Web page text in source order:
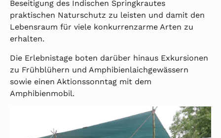
Beseitigung des Indischen Springkrautes
praktischen Naturschutz zu leisten und damit den
Lebensraum für viele konkurrenzarme Arten zu
erhalten.
Die Erlebnistage boten darüber hinaus Exkursionen
zu Frühblühern und Amphibienlaichgewässern
sowie einen Aktionssonntag mit dem
Amphibienmobil.